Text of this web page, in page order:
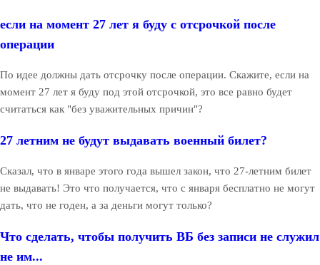
если на момент 27 лет я буду с отсрочкой после
операции
По идее должны дать отсрочку после операции. Скажите, если на
момент 27 лет я буду под этой отсрочкой, это все равно будет
считаться как "без уважительных причин"?
27 летним не будут выдавать военный билет?
Сказал, что в январе этого года вышел закон, что 27-летним билет
не выдавать! Это что получается, что с января бесплатно не могут
дать, что не годен, а за деньги могут только?
Что сделать, чтобы получить ВБ без записи не служил
не им...